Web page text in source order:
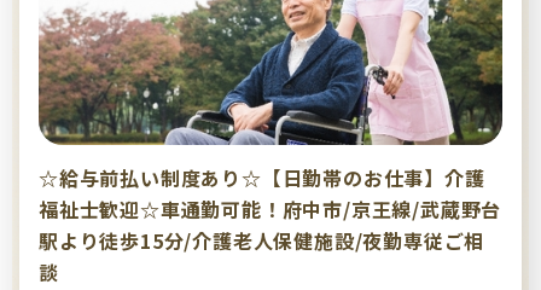
☆給与前払い制度あり☆【日勤帯のお仕事】介護
福祉士歓迎☆車通勤可能！府中市/京王線/武蔵野台
駅より徒歩15分/介護老人保健施設/夜勤専従ご相
談